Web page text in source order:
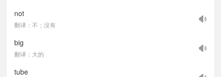
not
翻译：不；没有
big
翻译：大的
tube